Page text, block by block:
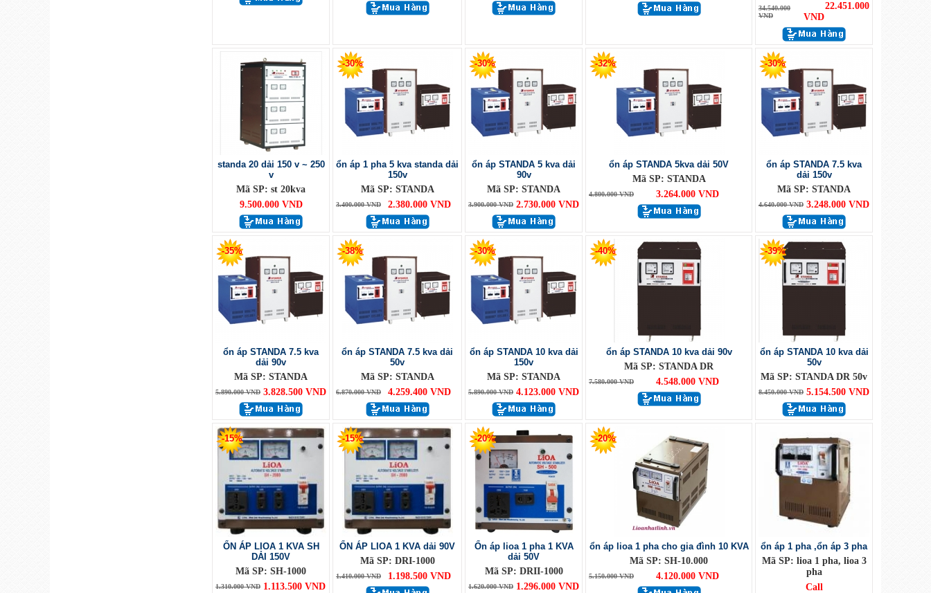
34.540.000
VND
22.451.000
VND
standa 20 dải 150 v ~ 250
v
Mã SP: st 20kva
9.500.000 VND
-30%
ổn áp 1 pha 5 kva standa dải
150v
Mã SP: STANDA
3.400.000 VND 2.380.000 VND
-30%
ổn áp STANDA 5 kva dải
90v
Mã SP: STANDA
3.900.000 VND 2.730.000 VND
-32%
ổn áp STANDA 5kva dải 50V
Mã SP: STANDA
4.800.000 VND 3.264.000 VND
-30%
ổn áp STANDA 7.5 kva
dải 150v
Mã SP: STANDA
4.640.000 VND 3.248.000 VND
-35%
ổn áp STANDA 7.5 kva
dải 90v
Mã SP: STANDA
5.890.000 VND 3.828.500 VND
-38%
ổn áp STANDA 7.5 kva dải
50v
Mã SP: STANDA
6.870.000 VND 4.259.400 VND
-30%
ổn áp STANDA 10 kva dải
150v
Mã SP: STANDA
5.890.000 VND 4.123.000 VND
-40%
ổn áp STANDA 10 kva dải 90v
Mã SP: STANDA DR
7.580.000 VND 4.548.000 VND
-39%
ổn áp STANDA 10 kva dải
50v
Mã SP: STANDA DR 50v
8.450.000 VND 5.154.500 VND
-15%
ỔN ÁP LIOA 1 KVA SH
DẢI 150V
Mã SP: SH-1000
1.310.000 VND 1.113.500 VND
-15%
ỔN ÁP LIOA 1 KVA dải 90V
Mã SP: DRI-1000
1.410.000 VND 1.198.500 VND
-20%
Ổn áp lioa 1 pha 1 KVA
dải 50V
Mã SP: DRII-1000
1.620.000 VND 1.296.000 VND
-20%
ổn áp lioa 1 pha cho gia đình 10 KVA
Mã SP: SH-10.000
5.150.000 VND 4.120.000 VND
ổn áp 1 pha ,ổn áp 3 pha
Mã SP: lioa 1 pha, lioa 3
pha
Call